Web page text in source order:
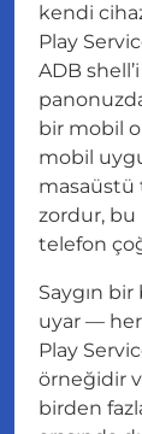
kendi
Play
ADB
bir mobil
mobil
masaüstü
zordur,
telefon
Saygın bir
uyar — her
Play
örneğidir
birden